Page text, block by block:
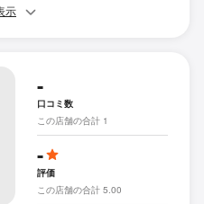
示
-
口コミ数
この店舗の合計 1
-
評価
この店舗の合計 5.00